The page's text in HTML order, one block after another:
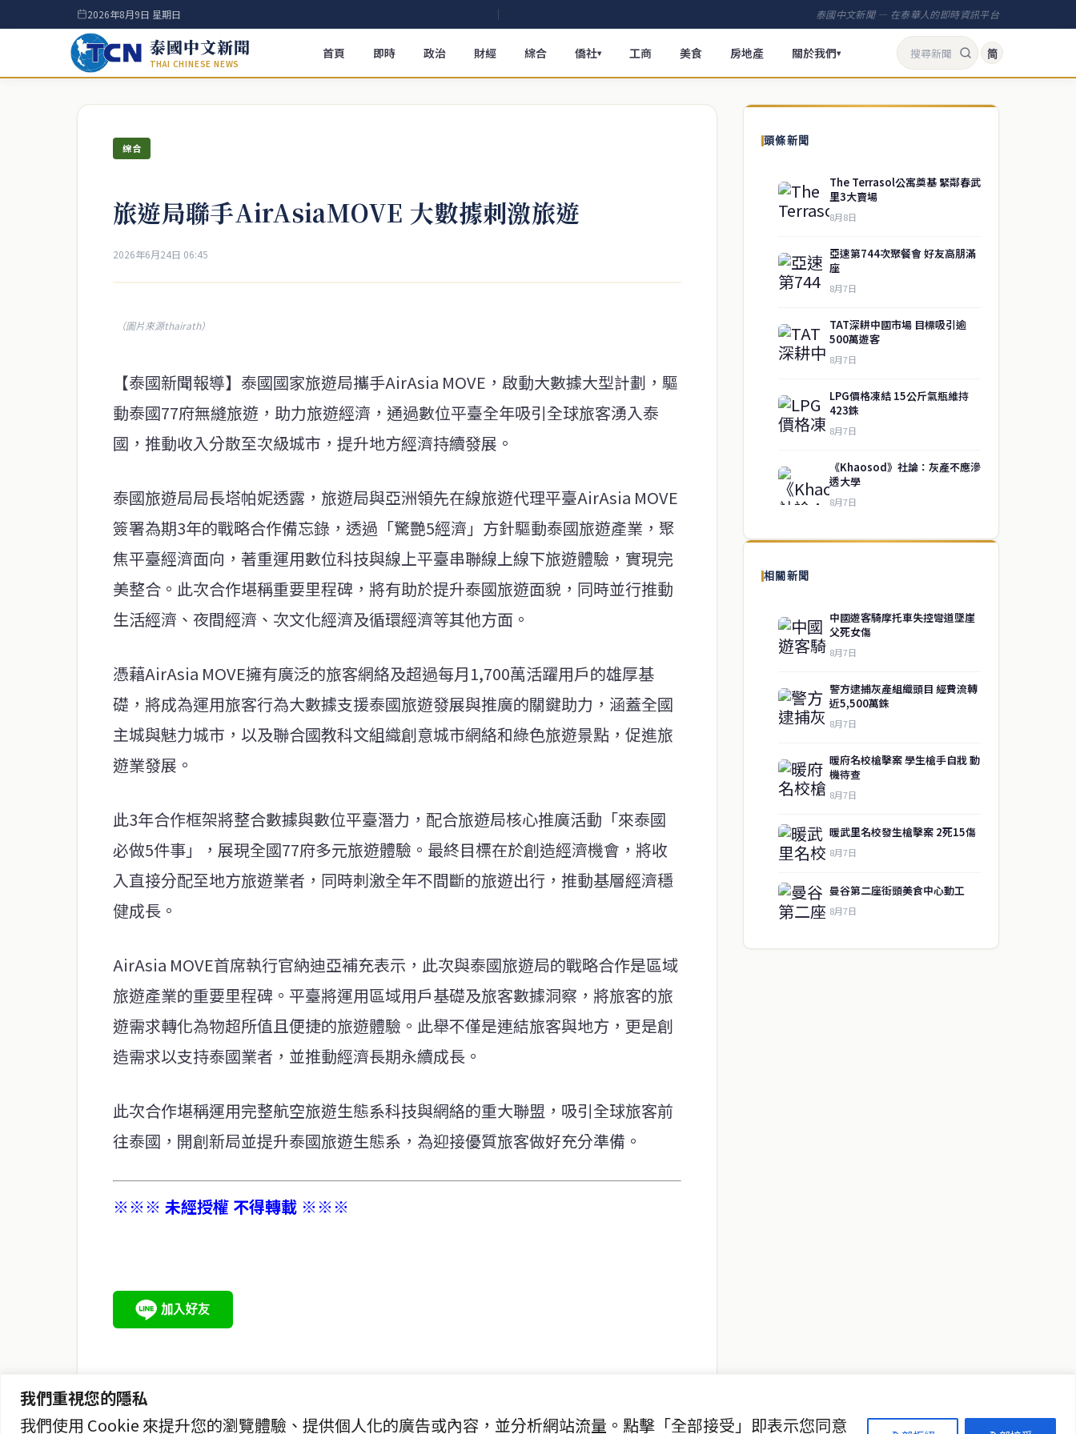
我們重視您的隱私
我們使用 Cookie 來提升您的瀏覽體驗、提供個人化的廣告或內容，並分析網站流量。點擊「全部接受」即表示您同意
2026年8月9日 星期日 泰國中文新聞 — 在泰華人的即時資訊平台
泰國中文新聞
THAI CHINESE NEWS
首頁 即時 政治 財經 綜合 僑社▾ 工商 美食 房地產 關於我們▾ 简
綜合
旅遊局聯手AirAsiaMOVE 大數據刺激旅遊
2026年6月24日 06:45
（圖片來源thairath）
【泰國新聞報導】泰國國家旅遊局攜手AirAsia MOVE，啟動大數據大型計劃，驅
動泰國77府無縫旅遊，助力旅遊經濟，通過數位平臺全年吸引全球旅客湧入泰
國，推動收入分散至次級城市，提升地方經濟持續發展。
泰國旅遊局局長塔帕妮透露，旅遊局與亞洲領先在線旅遊代理平臺AirAsia MOVE
簽署為期3年的戰略合作備忘錄，透過「驚艷5經濟」方針驅動泰國旅遊產業，聚
焦平臺經濟面向，著重運用數位科技與線上平臺串聯線上線下旅遊體驗，實現完
美整合。此次合作堪稱重要里程碑，將有助於提升泰國旅遊面貌，同時並行推動
生活經濟、夜間經濟、次文化經濟及循環經濟等其他方面。
憑藉AirAsia MOVE擁有廣泛的旅客網絡及超過每月1,700萬活躍用戶的雄厚基
礎，將成為運用旅客行為大數據支援泰國旅遊發展與推廣的關鍵助力，涵蓋全國
主城與魅力城市，以及聯合國教科文組織創意城市網絡和綠色旅遊景點，促進旅
遊業發展。
此3年合作框架將整合數據與數位平臺潛力，配合旅遊局核心推廣活動「來泰國
必做5件事」，展現全國77府多元旅遊體驗。最終目標在於創造經濟機會，將收
入直接分配至地方旅遊業者，同時刺激全年不間斷的旅遊出行，推動基層經濟穩
健成長。
AirAsia MOVE首席執行官納迪亞補充表示，此次與泰國旅遊局的戰略合作是區域
旅遊產業的重要里程碑。平臺將運用區域用戶基礎及旅客數據洞察，將旅客的旅
遊需求轉化為物超所值且便捷的旅遊體驗。此舉不僅是連結旅客與地方，更是創
造需求以支持泰國業者，並推動經濟長期永續成長。
此次合作堪稱運用完整航空旅遊生態系科技與網絡的重大聯盟，吸引全球旅客前
往泰國，開創新局並提升泰國旅遊生態系，為迎接優質旅客做好充分準備。
※※※ 未經授權 不得轉載 ※※※
頭條新聞
The Terrasol公寓奠基 緊鄰春武
里3大賣場
8月8日
亞速第744次聚餐會 好友高朋滿
座
8月7日
TAT深耕中國市場 目標吸引逾
500萬遊客
8月7日
LPG價格凍結 15公斤氣瓶維持
423銖
8月7日
《Khaosod》社論：灰產不應滲
透大學
8月7日
相關新聞
中國遊客騎摩托車失控彎道墜崖
父死女傷
8月7日
警方逮捕灰產組織頭目 經費流轉
近5,500萬銖
8月7日
暖府名校槍擊案 學生槍手自戕 動
機待查
8月7日
暖武里名校發生槍擊案 2死15傷
8月7日
曼谷第二座街頭美食中心動工
8月7日
泰國當地政治、經濟、華人社群與社會時事，為在泰華人讀者提供即
時、客觀、多元的中文新聞內容。